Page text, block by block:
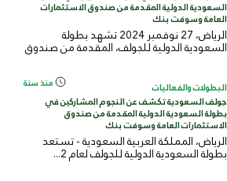
السعودية الدولية المقدمة من صندوق الاستثمارات
العامة وسوفت بنك
الرياض، 27 نوفمبر 2024 تشهد بطولة
السعودية الدولية للجولف، المقدمة من صندوق
البطولات والفعاليات منذ سنة
جولف السعودية تكشف عن النجوم المشاركين في
بطولة السعودية الدولية المقدمة من صندوق
الاستثمارات العامة وسوفت بنك
الرياض، المملكة العربية السعودية - تستعد
بطولة السعودية الدولية للجولف لعام 2...